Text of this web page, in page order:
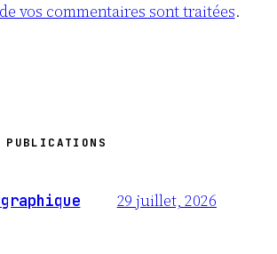
vos commentaires sont traitées.
29 juillet, 2026